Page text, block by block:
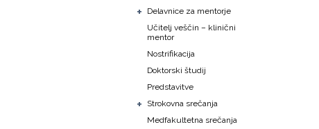
+
Delavnice za mentorje
Učitelj veščin – klinični
mentor
Nostrifikacija
Doktorski študij
Predstavitve
+
Strokovna srečanja
Medfakultetna srečanja